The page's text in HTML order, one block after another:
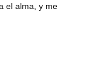
el alma, y me